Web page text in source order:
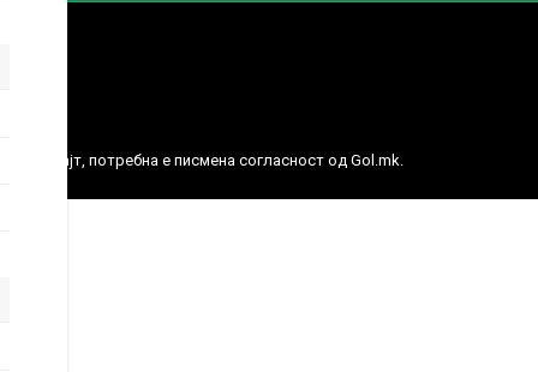
веб сајт, потребна е писмена согласност од Gol.mk.